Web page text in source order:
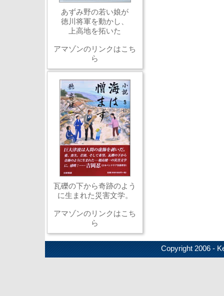
あずみ野の若い娘が
徳川将軍を動かし、
上高地を拓いた
アマゾンのリンクはこち
ら
瓦礫の下から奇跡のよう
に生まれた災害文学。
アマゾンのリンクはこち
ら
Copyright 2006 -